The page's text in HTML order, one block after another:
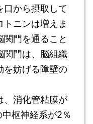
口から摂取して
トニンは増えま
門を通ること
関門は、脳組織
を妨げる障壁の
、消化管粘膜が
枢神経系が2％